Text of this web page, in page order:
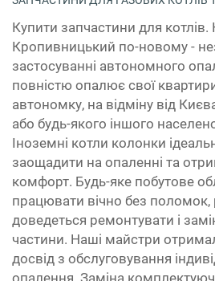
Купити запчастини для котлів.
Кропивницький по-новому -
застосуванні автономного
повністю опалює свої
автономку, на відміну від
або будь-якого іншого
Іноземні котли колонки
заощадити на опаленні та
комфорт. Будь-яке побутове
працювати вічно без поломок,
доведеться ремонтувати і
частини. Наші майстри
досвід з обслуговування
опалення. Заміна